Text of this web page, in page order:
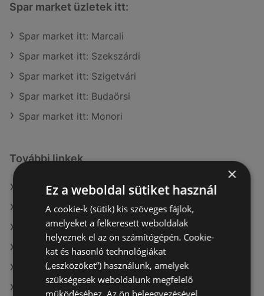
Spar market üzletek itt:
Spar market itt: Marcali
Spar market itt: Szekszárdi
Spar market itt: Szigetvári
Spar market itt: Budaörsi
Spar market itt: Monori
További linkek
A(z) ALDI ajánlatai
A(z) Aldi ajánlatai
A(z) COOP Szolnok Zrt. aktuális akciós újságjai
A(z) ÁRKLUB aktuális akciós újságjai
A(z) Merkury Market aktuális akciós újságjai
A(z) AlphaZoo aktuális akciós újságjai
×
Ez a weboldal sütiket használ
A cookie-k (sütik) kis szöveges fájlok,
amelyeket a felkeresett weboldalak
helyeznek el az ön számítógépén. Cookie-
kat és hasonló technológiákat
(„eszközöket”) használunk, amelyek
szükségesek weboldalunk megfelelő
működéséhez. Az ön beleegyezésével